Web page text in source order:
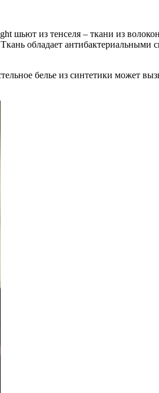
шьют из тенселя – ткани из
обладает антибактериальными
белье из синтетики может